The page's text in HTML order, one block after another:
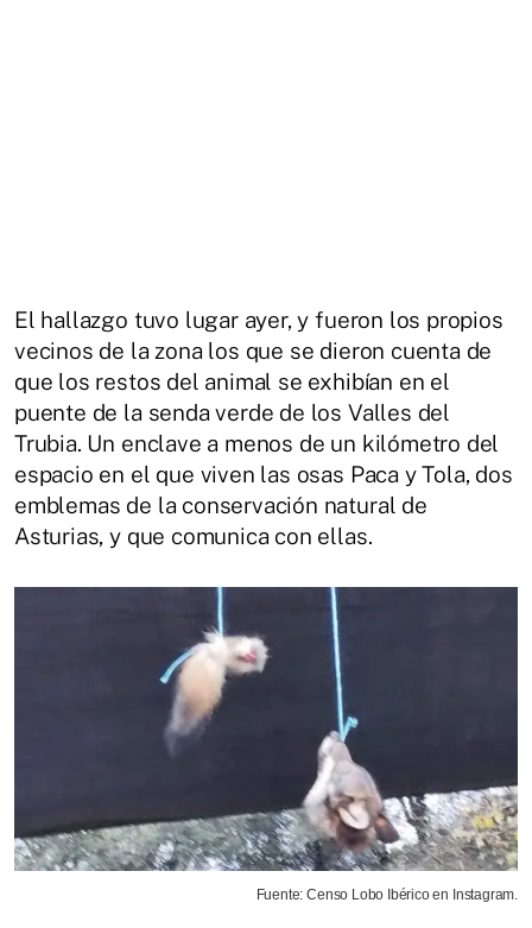
El hallazgo tuvo lugar ayer, y fueron los propios
vecinos de la zona los que se dieron cuenta de
que los restos del animal se exhibían en el
puente de la senda verde de los Valles del
Trubia. Un enclave a menos de un kilómetro del
espacio en el que viven las osas Paca y Tola, dos
emblemas de la conservación natural de
Asturias, y que comunica con ellas.
Fuente: Censo Lobo Ibérico en Instagram.